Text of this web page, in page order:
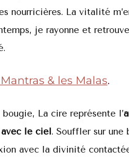
nourricières. La vitalité
je rayonne et
& les Malas.
La cire représente l’
le ciel. Souffler sur une
avec la divinité